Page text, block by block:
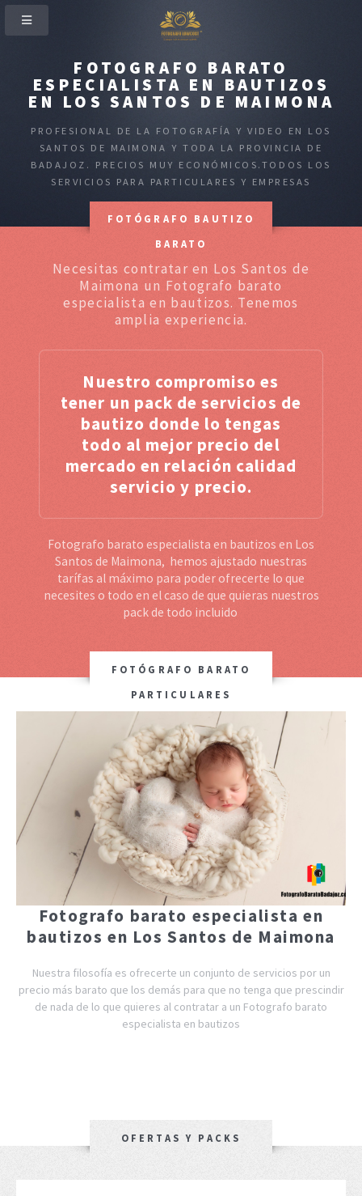
FOTOGRAFO BARATO
ESPECIALISTA EN BAUTIZOS
EN LOS SANTOS DE MAIMONA
PROFESIONAL DE LA FOTOGRAFÍA Y VIDEO EN LOS
SANTOS DE MAIMONA Y TODA LA PROVINCIA DE
BADAJOZ. PRECIOS MUY ECONÓMICOS.TODOS LOS
SERVICIOS PARA PARTICULARES Y EMPRESAS
FOTÓGRAFO BAUTIZO
BARATO
Necesitas contratar en Los Santos de
Maimona un Fotografo barato
especialista en bautizos. Tenemos
amplia experiencia.
Nuestro compromiso es
tener un pack de servicios de
bautizo donde lo tengas
todo al mejor precio del
mercado en relación calidad
servicio y precio.
Fotografo barato especialista en bautizos en Los
Santos de Maimona, hemos ajustado nuestras
tarífas al máximo para poder ofrecerte lo que
necesites o todo en el caso de que quieras nuestros
pack de todo incluido
FOTÓGRAFO BARATO
PARTICULARES
Fotografo barato especialista en
bautizos en Los Santos de Maimona
Nuestra filosofía es ofrecerte un conjunto de servicios por un
precio más barato que los demás para que no tenga que prescindir
de nada de lo que quieres al contratar a un Fotografo barato
especialista en bautizos
OFERTAS Y PACKS